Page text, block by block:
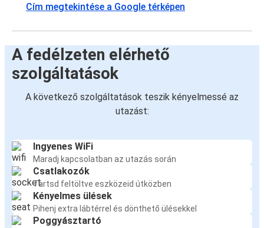
Cím megtekintése a Google térképen
A fedélzeten elérhető
szolgáltatások
A következő szolgáltatások teszik kényelmessé az
utazást:
Ingyenes WiFi
Maradj kapcsolatban az utazás során
Csatlakozók
Tartsd feltöltve eszközeid útközben
Kényelmes ülések
Pihenj extra lábtérrel és dönthető ülésekkel
Poggyásztartó